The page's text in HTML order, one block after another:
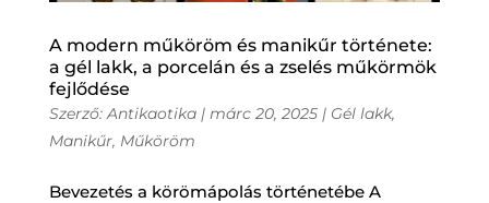
A modern műköröm és manikűr története:
a gél lakk, a porcelán és a zselés műkörmök
fejlődése
Szerző:Antikaotika| márc 20, 2025| Gél lakk,
Manikűr, Műköröm
Bevezetés a körömápolás történetébe A